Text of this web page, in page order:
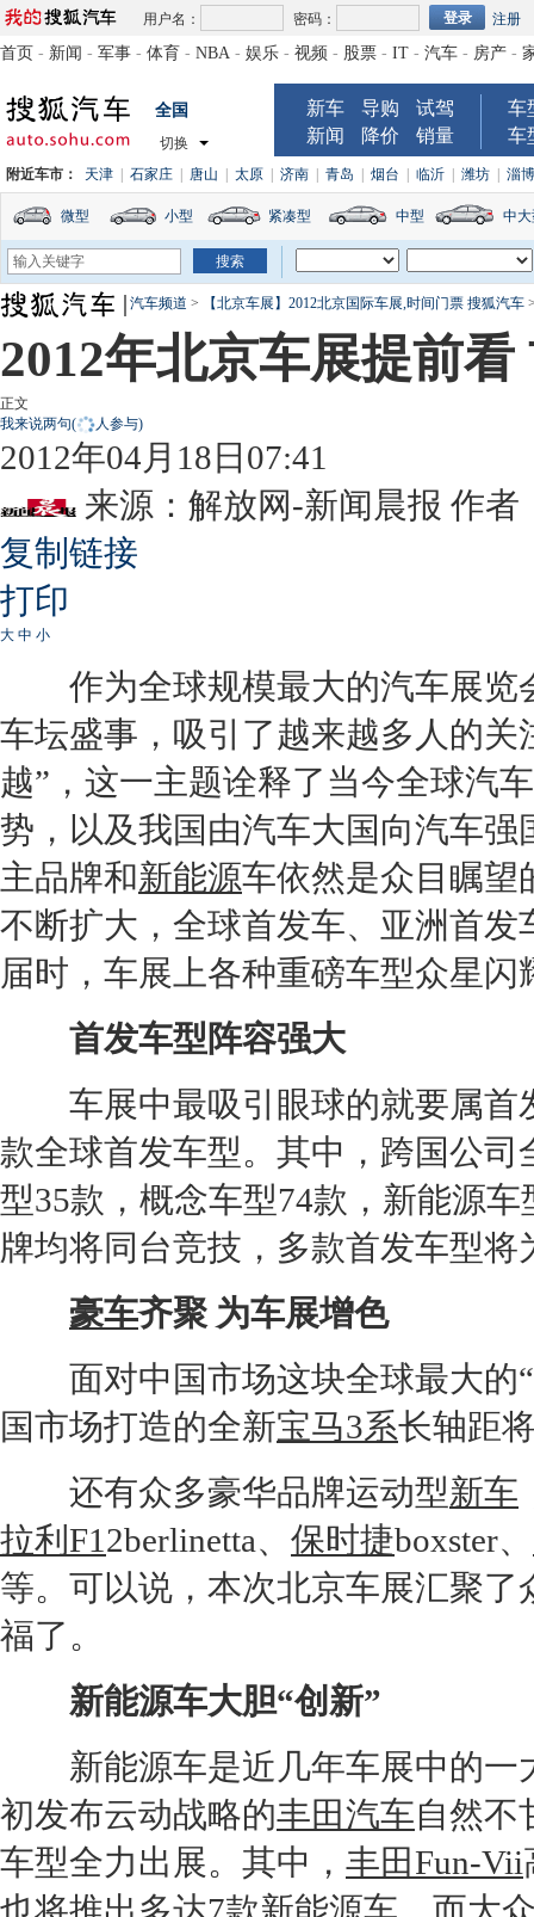
用户名： 密码： 注册
首页 - 新闻 - 军事 - 体育 - NBA - 娱乐 - 视频 - 股票 - IT - 汽车 - 房产 -
全国
切换
新车 导购
试驾
新闻
降价 销量
车
车
附近车市： 天津 石家庄 唐山 太原 济南 青岛 烟台 临沂 潍坊 淄博
微型 小型 紧凑型 中型 中
汽车频道 > 【北京车展】2012北京国际车展,时间门票 搜狐汽车
2012年北京车展提前
正文
我来说两句( 人参与)
2012年04月18日07:41
来源： 解放网-新闻晨报 作者
复制链接
打印
大 中 小
作为全球规模最大的汽车展览
车坛盛事，吸引了越来越多人的关
越”，这一主题诠释了当今全球汽
势，以及我国由汽车大国向汽车
主品牌和新能源车依然是众目瞩望
不断扩大，全球首发车、亚洲首发
届时，车展上各种重磅车型众星
首发车型阵容强大
车展中最吸引眼球的就要属首
款全球首发车型。其中，跨国公
型35款，概念车型74款， 新能源车
牌均将同台竞技，多款首发车型
豪车齐聚 为车展增色
面对中国市场这块全球最大的“
国市场打造的全新宝马3系长轴距
还有众多豪华品牌运动型新车
拉利F1 2berlinetta、 保时捷boxster、
等。可以说，本次北京车展汇聚了
福了。
新能源车大胆“创新”
新能源车是近几年车展中的一
初发布云动战略的丰田汽车自然不
车型全力出展。其中， 丰田Fun-Vii